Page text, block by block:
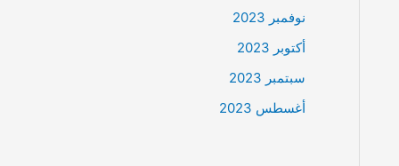
نوفمبر 2023
أكتوبر 2023
سبتمبر 2023
أغسطس 2023